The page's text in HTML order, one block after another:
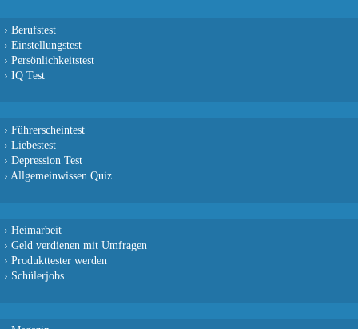
› Berufstest
› Einstellungstest
› Persönlichkeitstest
› IQ Test
› Führerscheintest
› Liebestest
› Depression Test
› Allgemeinwissen Quiz
› Heimarbeit
› Geld verdienen mit Umfragen
› Produkttester werden
› Schülerjobs